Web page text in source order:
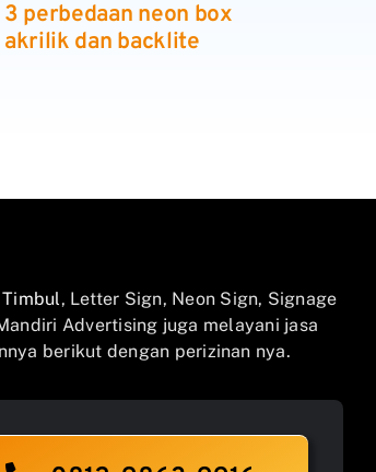
3 perbedaan neon box
akrilik dan backlite
, Letter Sign, Neon Sign, Signage
Advertising juga melayani jasa
berikut dengan perizinan nya.